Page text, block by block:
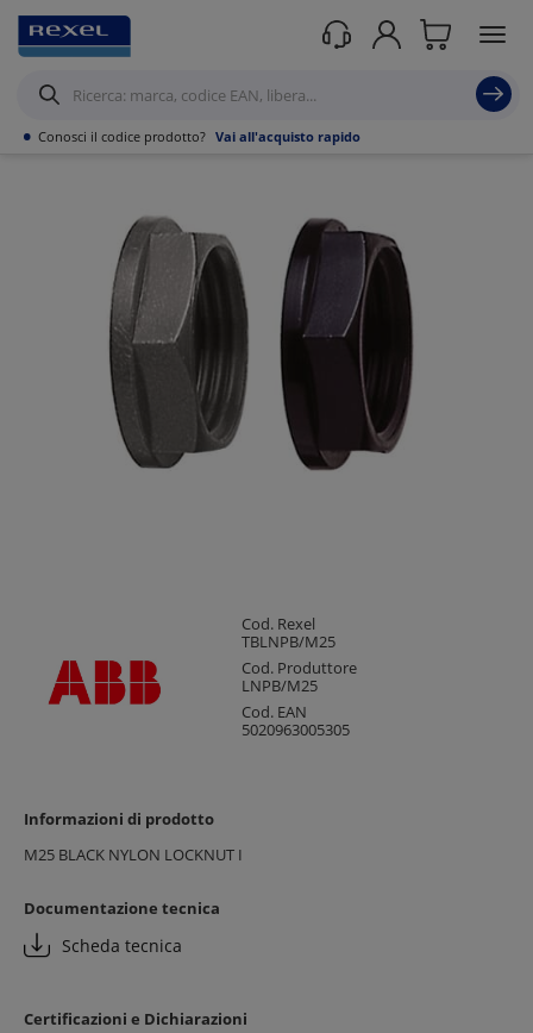
• Conosci il codice prodotto? Vai all'acquisto rapido
Prodotti /Canalizzazioni Tubo PVC,Metallo,Guaine e Accessori /Guaine
Flessibile Calza in metallo
Cod. Rexel
TBLNPB/M25
Cod. Produttore
LNPB/M25
Cod. EAN
5020963005305
Informazioni di prodotto
M25 BLACK NYLON LOCKNUT I
Documentazione tecnica
Scheda tecnica
Certificazioni e Dichiarazioni